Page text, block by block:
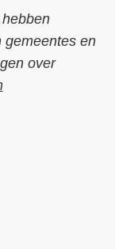
gemeentes en
over